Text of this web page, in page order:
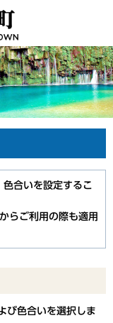
合いを設定するこ
らご利用の際も適用
び色合いを選択しま